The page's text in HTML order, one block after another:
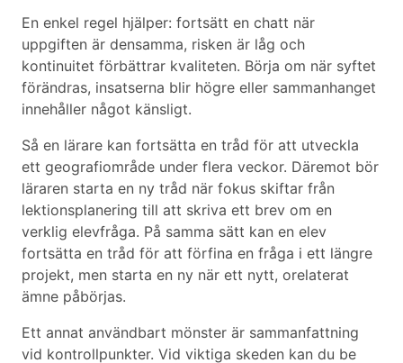
En enkel regel hjälper: fortsätt en chatt när
uppgiften är densamma, risken är låg och
kontinuitet förbättrar kvaliteten. Börja om när syftet
förändras, insatserna blir högre eller sammanhanget
innehåller något känsligt.
Så en lärare kan fortsätta en tråd för att utveckla
ett geografiområde under flera veckor. Däremot bör
läraren starta en ny tråd när fokus skiftar från
lektionsplanering till att skriva ett brev om en
verklig elevfråga. På samma sätt kan en elev
fortsätta en tråd för att förfina en fråga i ett längre
projekt, men starta en ny när ett nytt, orelaterat
ämne påbörjas.
Ett annat användbart mönster är sammanfattning
vid kontrollpunkter. Vid viktiga skeden kan du be